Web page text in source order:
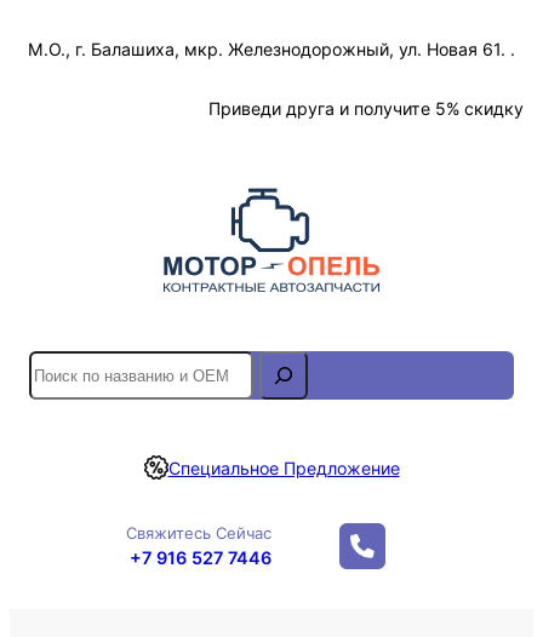
М.О., г. Балашиха, мкр. Железнодорожный, ул. Новая 61. .
Приведи друга и получите 5% скидку
S
e
r
Специальное Предложение
Свяжитесь Сейчас
+7 916 527 7446